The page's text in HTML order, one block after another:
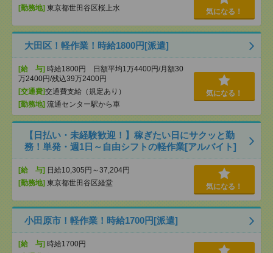
[勤務地] 東京都世田谷区桜上水 気になる！
大田区！軽作業！時給1800円[派遣]
[給 与] 時給1800円 日額平均1万4400円/月額30
万2400円/残込39万2400円
[交通費]交通費支給（規定あり）
[勤務地] 流通センター駅から車
気になる！
【日払い・未経験歓迎！】稼ぎたい日にサクッと勤
務！単発・週1日～自由シフトの軽作業[アルバイト]
[給 与] 日給10,305円～37,204円
[勤務地] 東京都世田谷区経堂 気になる！
小田原市！軽作業！時給1700円[派遣]
[給 与] 時給1700円